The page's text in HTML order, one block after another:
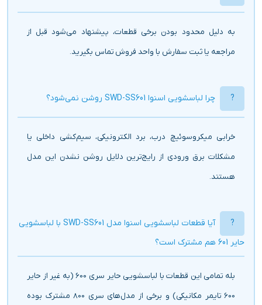
به دلیل محدود بودن برخی قطعات، پیشنهاد می‌شود قبل از
مراجعه یا ثبت سفارش با واحد فروش تماس بگیرید.
چرا لباسشویی اسنوا SWD-SS601 روشن نمی‌شود؟
خرابی میکروسوئیچ درب، برد الکترونیکی، سیم‌کشی داخلی یا
مشکلات برق ورودی از رایج‌ترین دلایل روشن نشدن این مدل
هستند.
آیا قطعات لباسشویی اسنوا مدل SWD-SS601 با لباسشویی
حایر 601 هم مشترک است؟
بله تمامی این قطعات با لباسشویی حایر سری 600 (به غیر از حایر
600 تایمر مکانیکی) و برخی از مدل‌های سری 800 مشترک بوده